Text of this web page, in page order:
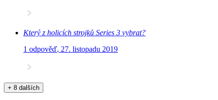
Který z holicích strojků Series 3 vybrat?
1 odpověď, 27. listopadu 2019
+ 8 dalších